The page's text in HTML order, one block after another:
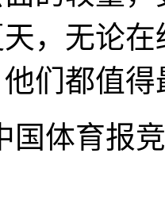
，无论
们都值
体育报竞